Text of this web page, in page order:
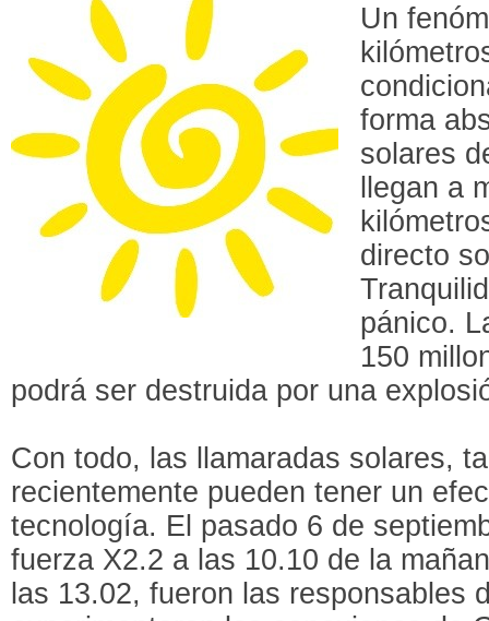
Un
forma
solares
llegan a
directo
pánico.
150
podrá ser destruida por una
Con todo, las llamaradas solares,
recientemente pueden tener un
tecnología. El pasado 6 de
fuerza X2.2 a las 10.10 de la
las 13.02, fueron las responsables